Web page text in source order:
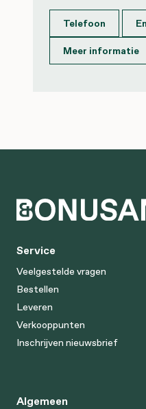
Telefoon
Meer informatie
Service
Veelgestelde vragen
Bestellen
Leveren
Verkooppunten
Inschrijven nieuwsbrief
Algemeen